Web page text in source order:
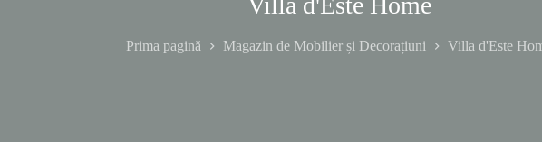
Prima pagină Magazin de Mobilier și Decorațiuni Villa d'Este